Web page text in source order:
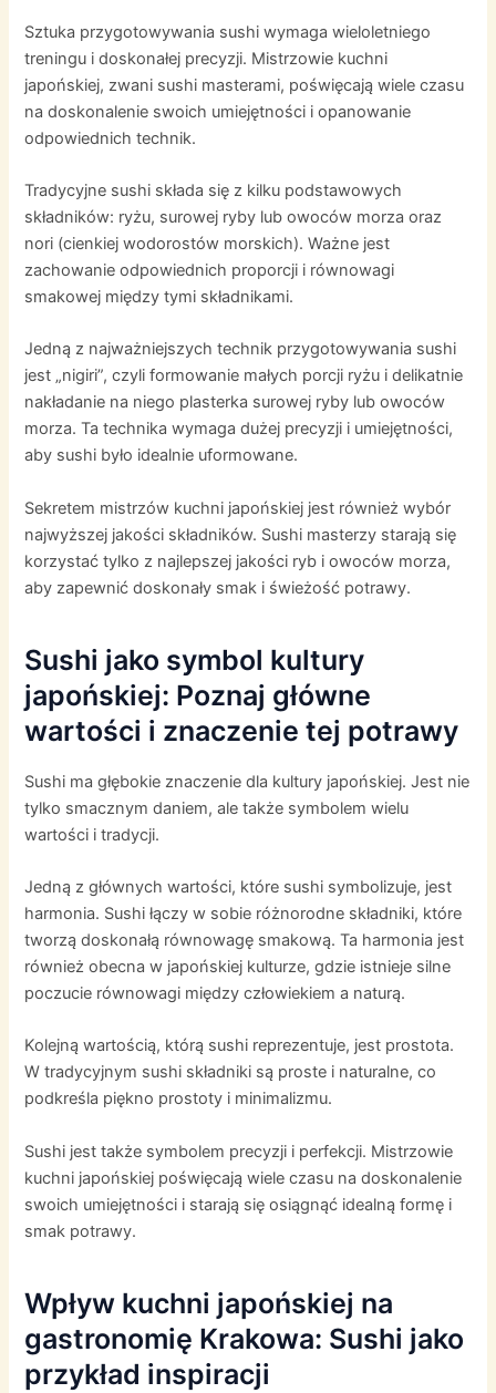
Sztuka przygotowywania sushi wymaga wieloletniego
treningu i doskonałej precyzji. Mistrzowie kuchni
japońskiej, zwani sushi masterami, poświęcają wiele czasu
na doskonalenie swoich umiejętności i opanowanie
odpowiednich technik.
Tradycyjne sushi składa się z kilku podstawowych
składników: ryżu, surowej ryby lub owoców morza oraz
nori (cienkiej wodorostów morskich). Ważne jest
zachowanie odpowiednich proporcji i równowagi
smakowej między tymi składnikami.
Jedną z najważniejszych technik przygotowywania sushi
jest „nigiri”, czyli formowanie małych porcji ryżu i delikatnie
nakładanie na niego plasterka surowej ryby lub owoców
morza. Ta technika wymaga dużej precyzji i umiejętności,
aby sushi było idealnie uformowane.
Sekretem mistrzów kuchni japońskiej jest również wybór
najwyższej jakości składników. Sushi masterzy starają się
korzystać tylko z najlepszej jakości ryb i owoców morza,
aby zapewnić doskonały smak i świeżość potrawy.
Sushi jako symbol kultury
japońskiej: Poznaj główne
wartości i znaczenie tej potrawy
Sushi ma głębokie znaczenie dla kultury japońskiej. Jest nie
tylko smacznym daniem, ale także symbolem wielu
wartości i tradycji.
Jedną z głównych wartości, które sushi symbolizuje, jest
harmonia. Sushi łączy w sobie różnorodne składniki, które
tworzą doskonałą równowagę smakową. Ta harmonia jest
również obecna w japońskiej kulturze, gdzie istnieje silne
poczucie równowagi między człowiekiem a naturą.
Kolejną wartością, którą sushi reprezentuje, jest prostota.
W tradycyjnym sushi składniki są proste i naturalne, co
podkreśla piękno prostoty i minimalizmu.
Sushi jest także symbolem precyzji i perfekcji. Mistrzowie
kuchni japońskiej poświęcają wiele czasu na doskonalenie
swoich umiejętności i starają się osiągnąć idealną formę i
smak potrawy.
Wpływ kuchni japońskiej na
gastronomię Krakowa: Sushi jako
przykład inspiracji